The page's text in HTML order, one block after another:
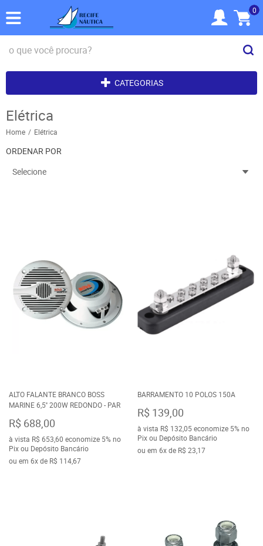
0
CATEGORIAS
Elétrica
Home Elétrica
ORDENAR POR
Selecione
ALTO FALANTE BRANCO BOSS
MARINE 6,5'' 200W REDONDO - PAR
R$ 688,00
à vista R$ 653,60 economize 5%no
Pix ou Depósito Bancário
ou em 6xde R$ 114,67
BARRAMENTO 10 POLOS 150A
R$ 139,00
à vista R$ 132,05economize 5%no
Pix ou Depósito Bancário
ou em 6xde R$ 23,17